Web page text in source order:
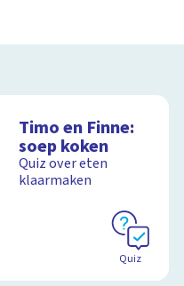
Timo en Finne:
soep koken
Quiz over eten
klaarmaken
Quiz